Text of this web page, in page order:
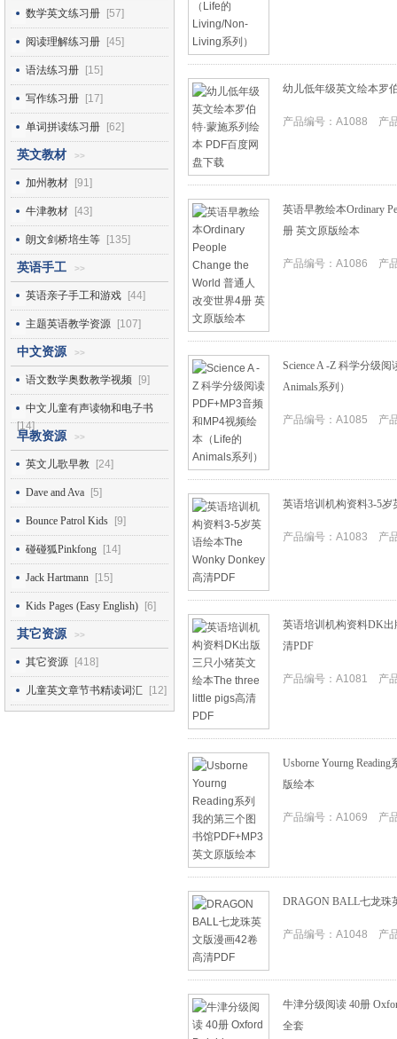
数学英文练习册 [57]
阅读理解练习册 [45]
语法练习册 [15]
写作练习册 [17]
单词拼读练习册 [62]
英文教材 >>
加州教材 [91]
牛津教材 [43]
朗文剑桥培生等 [135]
英语手工 >>
英语亲子手工和游戏 [44]
主题英语教学资源 [107]
中文资源 >>
语文数学奥数教学视频 [9]
中文儿童有声读物和电子书
[14]
早教资源 >>
英文儿歌早教 [24]
Dave and Ava [5]
Bounce Patrol Kids [9]
碰碰狐Pinkfong [14]
Jack Hartmann [15]
Kids Pages (Easy English) [6]
其它资源 >>
其它资源 [418]
儿童英文章节书精读词汇 [12]
幼儿低年级英文绘本罗
产品编号：A1088 产
英语早教绘本Ordinary
册 英文原版绘本
产品编号：A1086 产
Science A -Z 科学分级
Animals系列）
产品编号：A1085 产
英语培训机构资料3-5岁
产品编号：A1083 产
英语培训机构资料DK出
清PDF
产品编号：A1081 产
Usborne Yourng
版绘本
产品编号：A1069 产
DRAGON BALL七龙珠
产品编号：A1048 产
牛津分级阅读 40册
全套